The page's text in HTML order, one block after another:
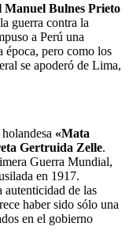
Manuel Bulnes Prieto
guerra contra la
a Perú una
época, pero como los
se apoderó de Lima,
«Mata
Gertruida Zelle.
Guerra Mundial,
en 1917.
autenticidad de las
haber sido sólo una
en el gobierno